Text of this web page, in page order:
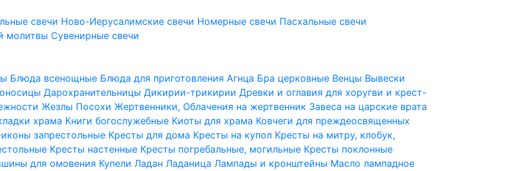
свечи Ново-Иерусалимские свечи Номерные свечи Пасхальные свечи
молитвы Сувенирные свечи
Блюда всенощные Блюда для приготовления Агнца Бра церковные Венцы Вывески
ДарохранительницыДикирии-трикирииДревки и оглавия для хоругви и крест-
Жезлы ПосохиЖертвенники, Облачения на жертвенник Завеса на царские врата
храма Книги богослужебные Киоты для храма Ковчеги для преждеосвященных
запрестольные Кресты для дома Кресты на купол Кресты на митру, клобук,
Кресты настенные Кресты погребальные, могильные Кресты поклонные
для омовения КупелиЛаданЛаданицаЛампады и кронштейны Масло лампадное